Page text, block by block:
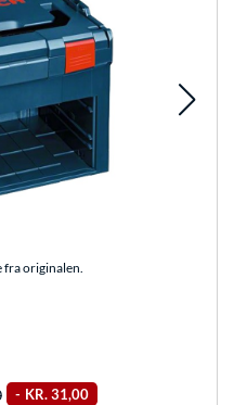
fra originalen.
- KR. 31,00